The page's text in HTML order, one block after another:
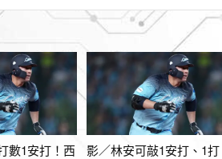
數1安打！西
影／林安可敲1安打、1打